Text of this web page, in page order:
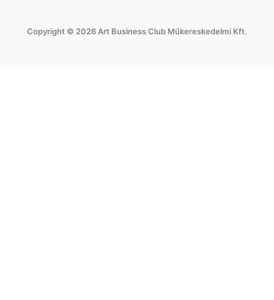
e
t
a
Copyright © 2026 Art Business Club Műkereskedelmi Kft.